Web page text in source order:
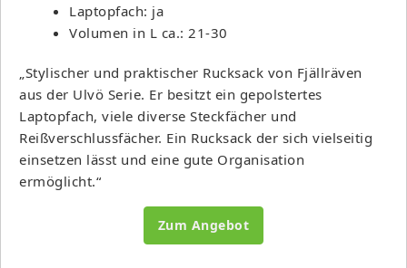
Laptopfach: ja
Volumen in L ca.: 21-30
„Stylischer und praktischer Rucksack von Fjällräven
aus der Ulvö Serie. Er besitzt ein gepolstertes
Laptopfach, viele diverse Steckfächer und
Reißverschlussfächer. Ein Rucksack der sich vielseitig
einsetzen lässt und eine gute Organisation
ermöglicht.“
Zum Angebot